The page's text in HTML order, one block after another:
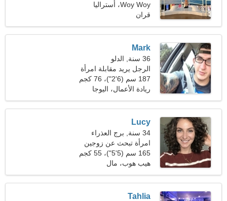
Woy Woy، أستراليا
قران
Mark
36 سنة, الدلو
الرجل يريد مقابلة امرأة
187 سم (6'2")، 76 كجم
(167 رطلا)ريادة الأعمال، اليوجا
Lucy
34 سنة, برج العذراء
امرأة تبحث عن زوجين
165 سم (5'5")، 55 كجم
(121 رطلا)
هيب هوب، مال
Tahlia